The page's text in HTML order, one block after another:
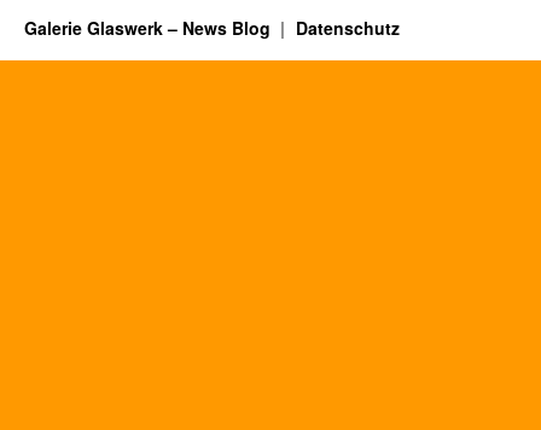
Galerie Glaswerk – News Blog Datenschutz